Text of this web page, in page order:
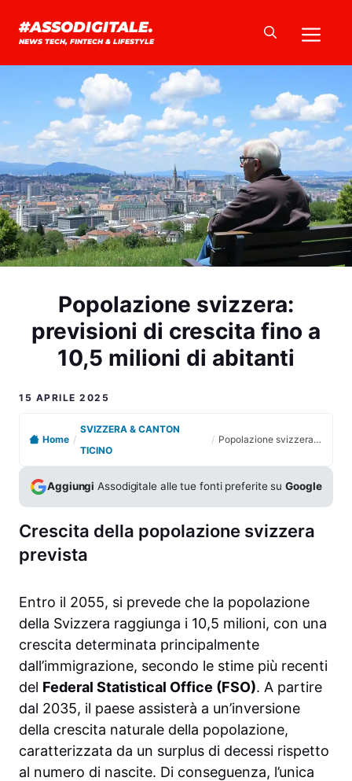
#ASSODIGITALE.
NEWS TECH, FINTECH & LIFESTYLE
Popolazione svizzera:
previsioni di crescita fino a
10,5 milioni di abitanti
15 APRILE 2025
Home /
SVIZZERA & CANTON
TICINO
/ Popolazione svizzera: previsioni di crescita fino a 10,5 milioni di abitanti
Aggiungi Assodigitale alle tue fonti preferite suGoogle
Crescita della popolazione svizzera
prevista
Entro il 2055, si prevede che la popolazione
della Svizzera raggiunga i 10,5 milioni, con una
crescita determinata principalmente
dall’immigrazione, secondo le stime più recenti
del Federal Statistical Office (FSO). A partire
dal 2035, il paese assisterà a un’inversione
della crescita naturale della popolazione,
caratterizzata da un surplus di decessi rispetto
al numero di nascite. Di conseguenza, l’unica